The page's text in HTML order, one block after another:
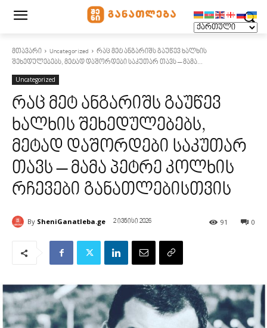
მთავარი Uncategorized
რაც მეტ ანგარიშს გაუწევ ხალხის
შეხედულებებს, მეტად დაშორდები საკუთარ თავს – მამა...
Uncategorized
რაც მეტ ანგარიშს გაუწევ
ხალხის შეხედულებებს,
მეტად დაშორდები საკუთარ
თავს – მამა პეტრე კოლხის
რჩევები განათლებისთვის
By SheniGanatleba.ge 2 ივნისი 2026 0
91